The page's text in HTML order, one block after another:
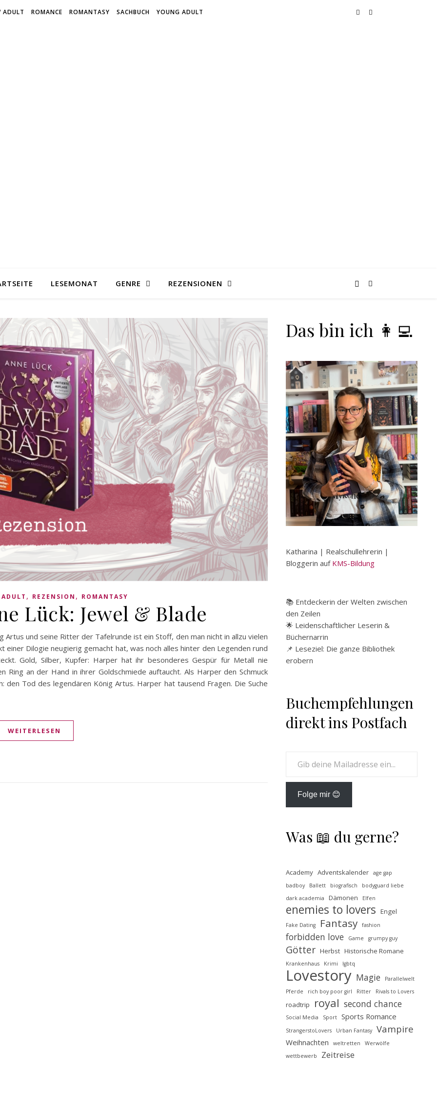
ADULT ROMANCE ROMANTASY SACHBUCH YOUNG ADULT
LESEMONAT GENRE REZENSIONEN
, REZENSION , ROMANTASY
Lück: Jewel & Blade
Artus und seine Ritter der Tafelrunde ist ein Stoff, den man nicht in allzu vielen
Dilogie neugierig gemacht hat, was noch alles hinter den Legenden rund
Gold, Silber, Kupfer: Harper hat ihr besonderes Gespür für Metall nie
an der Hand in ihrer Goldschmiede auftaucht. Als Harper den Schmuck
Tod des legendären König Artus. Harper hat tausend Fragen. Die Suche
WEITERLESEN
Das bin ich 👩‍💻
Katharina | Realschullehrerin |
Bloggerin auf KMS-Bildung
📚 Entdeckerin der Welten zwischen
den Zeilen
🌟 Leidenschaftlicher Leserin &
Büchernarrin
📌 Leseziel: Die ganze Bibliothek
erobern
Buchempfehlungen
direkt ins Postfach
Folge mir 😊
Was 📖 du gerne?
Academy Adventskalender
age gap
badboy
Ballett biografisch
bodyguard liebe
dark academia
Dämonen Elfen
enemies to lovers Engel
Fake Dating Fantasy fashion
forbidden love Game grumpy guy
Götter Herbst Historische Romane
Krankenhaus Krimi lgbtq
Lovestory Magie
Parallelwelt
Pferde
rich boy poor girl Ritter Rivals to Lovers
roadtrip royal second chance
Social Media Sport Sports Romance
StrangerstoLovers Urban Fantasy Vampire
Weihnachten weltretten
Werwölfe
wettbewerb
Zeitreise